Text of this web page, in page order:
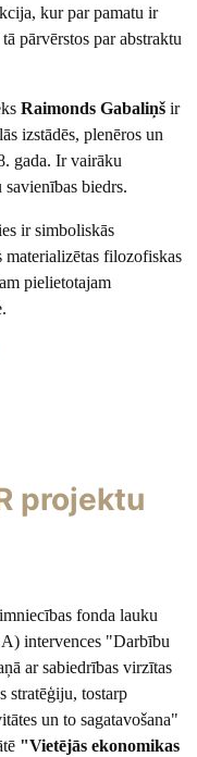
kur par pamatu ir
pārvērstos par abstraktu
Raimonds Gabaliņš ir
izstādēs, plenēros un
gada. Ir vairāku
biedrs.
ir simboliskās
filozofiskas
pielietotajam
projektu
fonda lauku
intervences "Darbību
ar sabiedrības virzītas
stratēģiju, tostarp
un to sagatavošana"
"Vietējās ekonomikas